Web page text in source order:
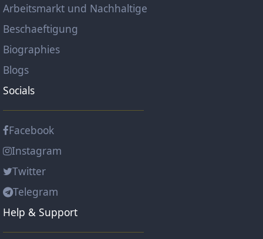
Arbeitsmarkt und Nachhaltige
Beschaeftigung
Biographies
Blogs
Socials
Facebook
Instagram
Twitter
Telegram
Help & Support